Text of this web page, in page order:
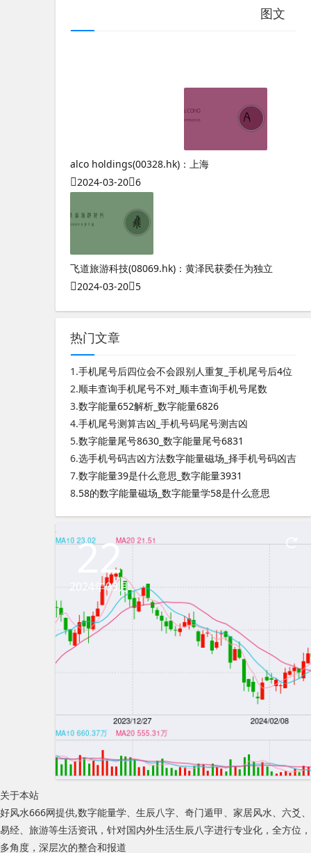
测八字算命婚姻爱情怎么算的呢
图文
alco holdings(00328.hk)：上海
2024-03-20 6
飞道旅游科技(08069.hk)：黄泽民获委任为独立
2024-03-20 5
热门文章
1.手机尾号后四位会不会跟别人重复_手机尾号后4位
2.顺丰查询手机尾号不对_顺丰查询手机号尾数
3.数字能量652解析_数字能量6826
4.手机尾号测算吉凶_手机号码尾号测吉凶
5.数字能量尾号8630_数字能量尾号6831
6.选手机号码吉凶方法数字能量磁场_择手机号码凶吉
7.数字能量39是什么意思_数字能量3931
8.58的数字能量磁场_数字能量学58是什么意思
22
2024年03月
关于本站
好风水666网提供,数字能量学、生辰八字、奇门遁甲、家居风水、六爻、
易经、旅游等生活资讯，针对国内外生活生辰八字进行专业化，全方位，
多角度，深层次的整合和报道